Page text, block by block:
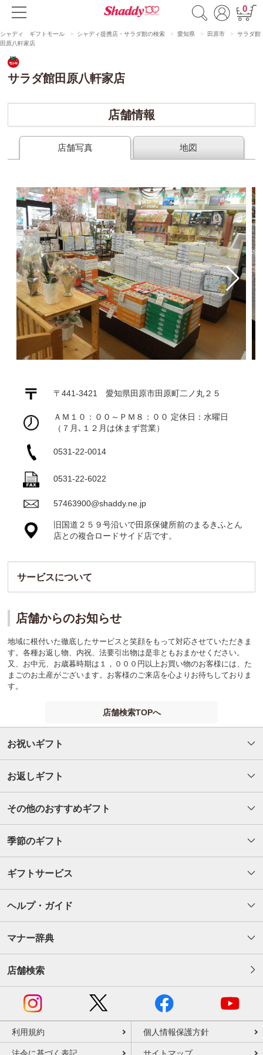
0
シャディ ギフトモール シャディ提携店・サラダ館の検索 愛知県 田原市
サラダ館
田原八軒家店
サラダ館田原八軒家店
店舗情報
店舗写真 地図
〒441-3421 愛知県田原市田原町二ノ丸２５
ＡＭ１０：００～ＰＭ８：００ 定休日：水曜日
（７月､１２月は休まず営業）
0531-22-0014
0531-22-6022
57463900@shaddy.ne.jp
旧国道２５９号沿いで田原保健所前のまるきふとん
店との複合ロードサイド店です。
サービスについて
店舗からのお知らせ
地域に根付いた徹底したサービスと笑顔をもって対応させていただきま
す。各種お返し物、内祝、法要引出物は是非ともおまかせください。
又、お中元、お歳暮時期は１，０００円以上お買い物のお客様には、た
まごのお土産がございます。お客様のご来店を心よりお待ちしておりま
す。
店舗検索TOPへ
お祝いギフト
お返しギフト
その他のおすすめギフト
季節のギフト
ギフトサービス
ヘルプ・ガイド
マナー辞典
店舗検索
利用規約 個人情報保護方針
法令に基づく表記 サイトマップ